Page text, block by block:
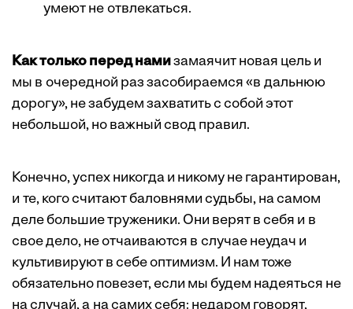
умеют не отвлекаться.
Как только перед намизамаячит новая цель и
мы в очередной раз засобираемся «в дальнюю
дорогу», не забудем захватить с собой этот
небольшой, но важный свод правил.
Конечно, успех никогда и никому не гарантирован,
и те, кого считают баловнями судьбы, на самом
деле большие труженики. Они верят в себя и в
свое дело, не отчаиваются в случае неудач и
культивируют в себе оптимизм. И нам тоже
обязательно повезет, если мы будем надеяться не
на случай, а на самих себя: недаром говорят,